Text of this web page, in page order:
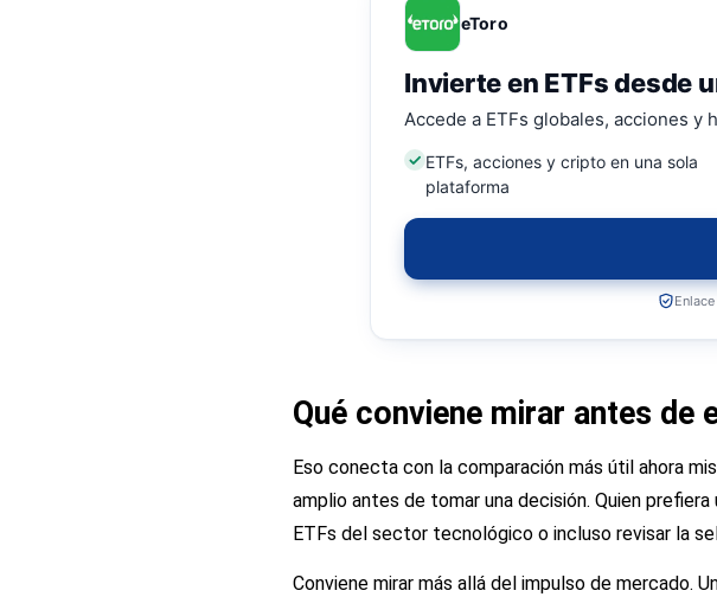
eToro
Invierte en ETFs desde
Accede a ETFs globales, acciones y
ETFs, acciones y cripto en una sola
plataforma
Qué conviene mirar antes de
Eso conecta con la comparación más útil ahora
amplio antes de tomar una decisión. Quien
ETFs del sector tecnológico o incluso revisar la
Conviene mirar más allá del impulso de mercado.